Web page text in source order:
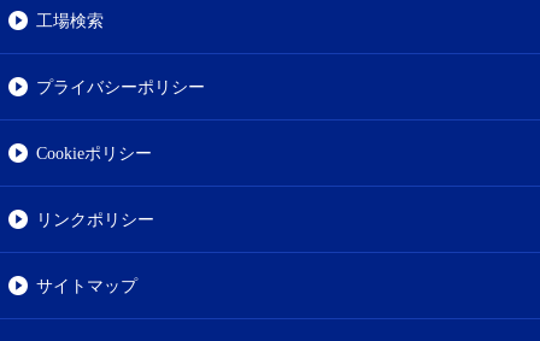
工場検索
プライバシーポリシー
Cookieポリシー
リンクポリシー
サイトマップ